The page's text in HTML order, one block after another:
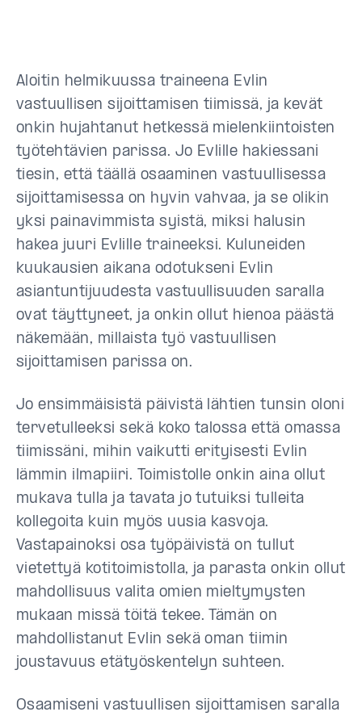
Aloitin helmikuussa traineena Evlin
vastuullisen sijoittamisen tiimissä, ja kevät
onkin hujahtanut hetkessä mielenkiintoisten
työtehtävien parissa. Jo Evlille hakiessani
tiesin, että täällä osaaminen vastuullisessa
sijoittamisessa on hyvin vahvaa, ja se olikin
yksi painavimmista syistä, miksi halusin
hakea juuri Evlille traineeksi. Kuluneiden
kuukausien aikana odotukseni Evlin
asiantuntijuudesta vastuullisuuden saralla
ovat täyttyneet, ja onkin ollut hienoa päästä
näkemään, millaista työ vastuullisen
sijoittamisen parissa on.
Jo ensimmäisistä päivistä lähtien tunsin oloni
tervetulleeksi sekä koko talossa että omassa
tiimissäni, mihin vaikutti erityisesti Evlin
lämmin ilmapiiri. Toimistolle onkin aina ollut
mukava tulla ja tavata jo tutuiksi tulleita
kollegoita kuin myös uusia kasvoja.
Vastapainoksi osa työpäivistä on tullut
vietettyä kotitoimistolla, ja parasta onkin ollut
mahdollisuus valita omien mieltymysten
mukaan missä töitä tekee. Tämän on
mahdollistanut Evlin sekä oman tiimin
joustavuus etätyöskentelyn suhteen.
Osaamiseni vastuullisen sijoittamisen saralla